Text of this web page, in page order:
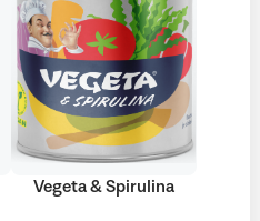
Vegeta & Spirulina